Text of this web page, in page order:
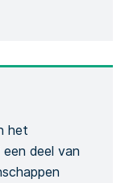
hoeveelheid
het
deel van